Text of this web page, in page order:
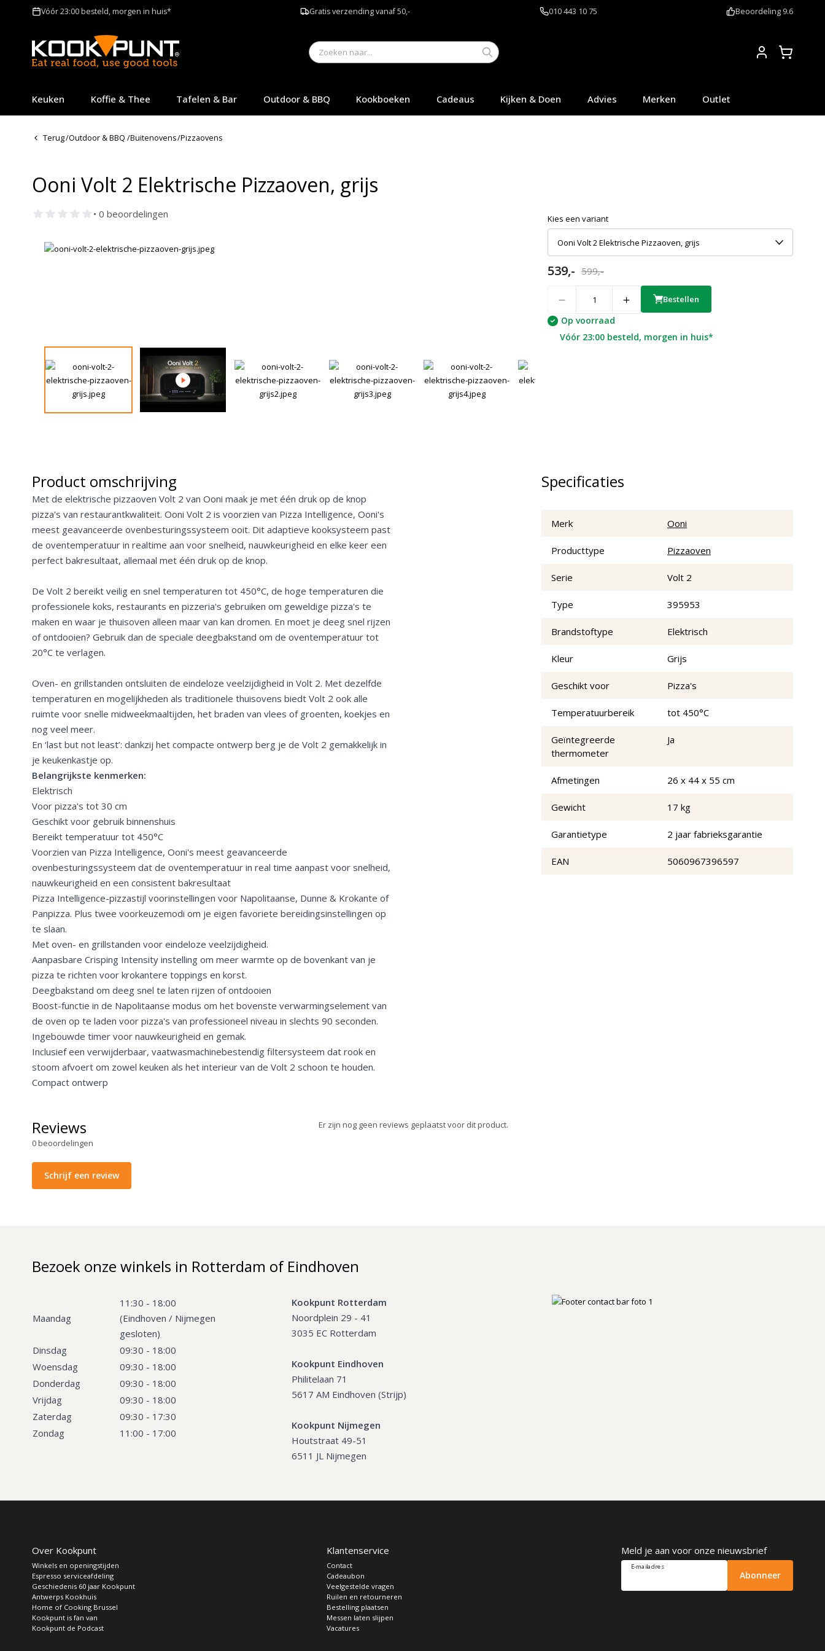
Vóór 23:00 besteld, morgen in huis* Gratis verzending vanaf 50,- 010 443 10 75 Beoordeling 9.6
Keuken Koffie & Thee Tafelen & Bar Outdoor & BBQ Kookboeken Cadeaus Kijken & Doen Advies Merken Outlet
Terug/Outdoor & BBQ /Buitenovens/Pizzaovens
Ooni Volt 2 Elektrische Pizzaoven, grijs
• 0 beoordelingen Kies een variant
Ooni Volt 2 Elektrische Pizzaoven, grijs
539,- 599,-
Bestellen
Op voorraad
Vóór 23:00 besteld, morgen in huis*
Product omschrijving
Met de elektrische pizzaoven Volt 2 van Ooni maak je met één druk op de knop
pizza's van restaurantkwaliteit. Ooni Volt 2 is voorzien van Pizza Intelligence, Ooni's
meest geavanceerde ovenbesturingssysteem ooit. Dit adaptieve kooksysteem past
de oventemperatuur in realtime aan voor snelheid, nauwkeurigheid en elke keer een
perfect bakresultaat, allemaal met één druk op de knop.
De Volt 2 bereikt veilig en snel temperaturen tot 450°C, de hoge temperaturen die
professionele koks, restaurants en pizzeria's gebruiken om geweldige pizza's te
maken en waar je thuisoven alleen maar van kan dromen. En moet je deeg snel rijzen
of ontdooien? Gebruik dan de speciale deegbakstand om de oventemperatuur tot
20°C te verlagen.
Oven- en grillstanden ontsluiten de eindeloze veelzijdigheid in Volt 2. Met dezelfde
temperaturen en mogelijkheden als traditionele thuisovens biedt Volt 2 ook alle
ruimte voor snelle midweekmaaltijden, het braden van vlees of groenten, koekjes en
nog veel meer.
En ‘last but not least’: dankzij het compacte ontwerp berg je de Volt 2 gemakkelijk in
je keukenkastje op.
Belangrijkste kenmerken:
Elektrisch
Voor pizza's tot 30 cm
Geschikt voor gebruik binnenshuis
Bereikt temperatuur tot 450°C
Voorzien van Pizza Intelligence, Ooni's meest geavanceerde
ovenbesturingssysteem dat de oventemperatuur in real time aanpast voor snelheid,
nauwkeurigheid en een consistent bakresultaat
Pizza Intelligence-pizzastijl voorinstellingen voor Napolitaanse, Dunne & Krokante of
Panpizza. Plus twee voorkeuzemodi om je eigen favoriete bereidingsinstellingen op
te slaan.
Met oven- en grillstanden voor eindeloze veelzijdigheid.
Aanpasbare Crisping Intensity instelling om meer warmte op de bovenkant van je
pizza te richten voor krokantere toppings en korst.
Deegbakstand om deeg snel te laten rijzen of ontdooien
Boost-functie in de Napolitaanse modus om het bovenste verwarmingselement van
de oven op te laden voor pizza's van professioneel niveau in slechts 90 seconden.
Ingebouwde timer voor nauwkeurigheid en gemak.
Inclusief een verwijderbaar, vaatwasmachinebestendig filtersysteem dat rook en
stoom afvoert om zowel keuken als het interieur van de Volt 2 schoon te houden.
Compact ontwerp
Specificaties
Merk Ooni
Producttype Pizzaoven
Serie Volt 2
Type 395953
Brandstoftype Elektrisch
Kleur Grijs
Geschikt voor Pizza's
Temperatuurbereik tot 450°C
Geïntegreerde
thermometer
Ja
Afmetingen 26 x 44 x 55 cm
Gewicht 17 kg
Garantietype 2 jaar fabrieksgarantie
EAN 5060967396597
Reviews
0beoordelingen
Schrijf een review
Er zijn nog geen reviews geplaatst voor dit product.
Bezoek onze winkels in Rotterdam of Eindhoven
Maandag
11:30 - 18:00
(Eindhoven / Nijmegen
gesloten)
Dinsdag
09:30 - 18:00
Woensdag
09:30 - 18:00
Donderdag
09:30 - 18:00
Vrijdag
09:30 - 18:00
Zaterdag
09:30 - 17:30
Zondag
11:00 - 17:00
Kookpunt Rotterdam
Noordplein 29 - 41
3035 EC Rotterdam
Kookpunt Eindhoven
Philitelaan 71
5617 AM Eindhoven (Strijp)
Kookpunt Nijmegen
Houtstraat 49-51
6511 JL Nijmegen
Over Kookpunt
Winkels en openingstijden
Espresso serviceafdeling
Geschiedenis 60 jaar Kookpunt
Antwerps Kookhuis
Home of Cooking Brussel
Kookpunt is fan van
Kookpunt de Podcast
Klantenservice
Contact
Cadeaubon
Veelgestelde vragen
Ruilen en retourneren
Bestelling plaatsen
Messen laten slijpen
Vacatures
Meld je aan voor onze nieuwsbrief
E-mailadres
Abonneer